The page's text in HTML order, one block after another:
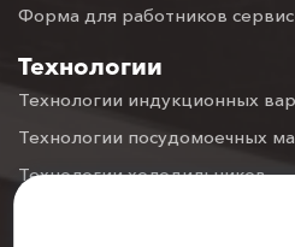
Форма для работников
Технологии
Технологии индукционных
Технологии посудомоечных
Технологии холодильников